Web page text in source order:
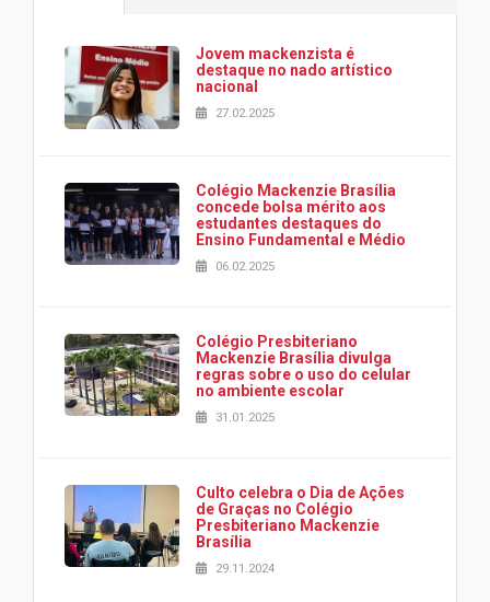
Jovem mackenzista é
destaque no nado artístico
nacional
27.02.2025
Colégio Mackenzie Brasília
concede bolsa mérito aos
estudantes destaques do
Ensino Fundamental e Médio
06.02.2025
Colégio Presbiteriano
Mackenzie Brasília divulga
regras sobre o uso do celular
no ambiente escolar
31.01.2025
Culto celebra o Dia de Ações
de Graças no Colégio
Presbiteriano Mackenzie
Brasília
29.11.2024